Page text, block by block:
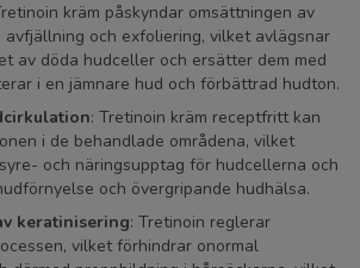
kräm påskyndar omsättningen av
avfjällning och exfoliering, vilket avlägsnar
av döda hudceller och ersätter dem med
i en jämnare hud och förbättrad hudton.
: Tretinoin kräm receptfritt kan
i de behandlade områdena, vilket
och näringsupptag för hudcellerna och
och övergripande hudhälsa.
keratinisering: Tretinoin reglerar
vilket förhindrar onormal